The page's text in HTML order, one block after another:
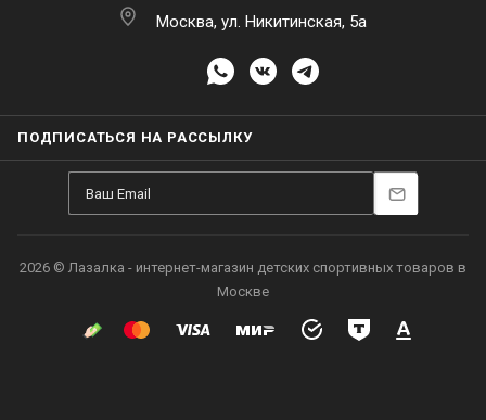
Москва, ул. Никитинская, 5а
ПОДПИСАТЬСЯ НА РАССЫЛКУ
2026 © Лазалка - интернет-магазин детских спортивных товаров в
Москве